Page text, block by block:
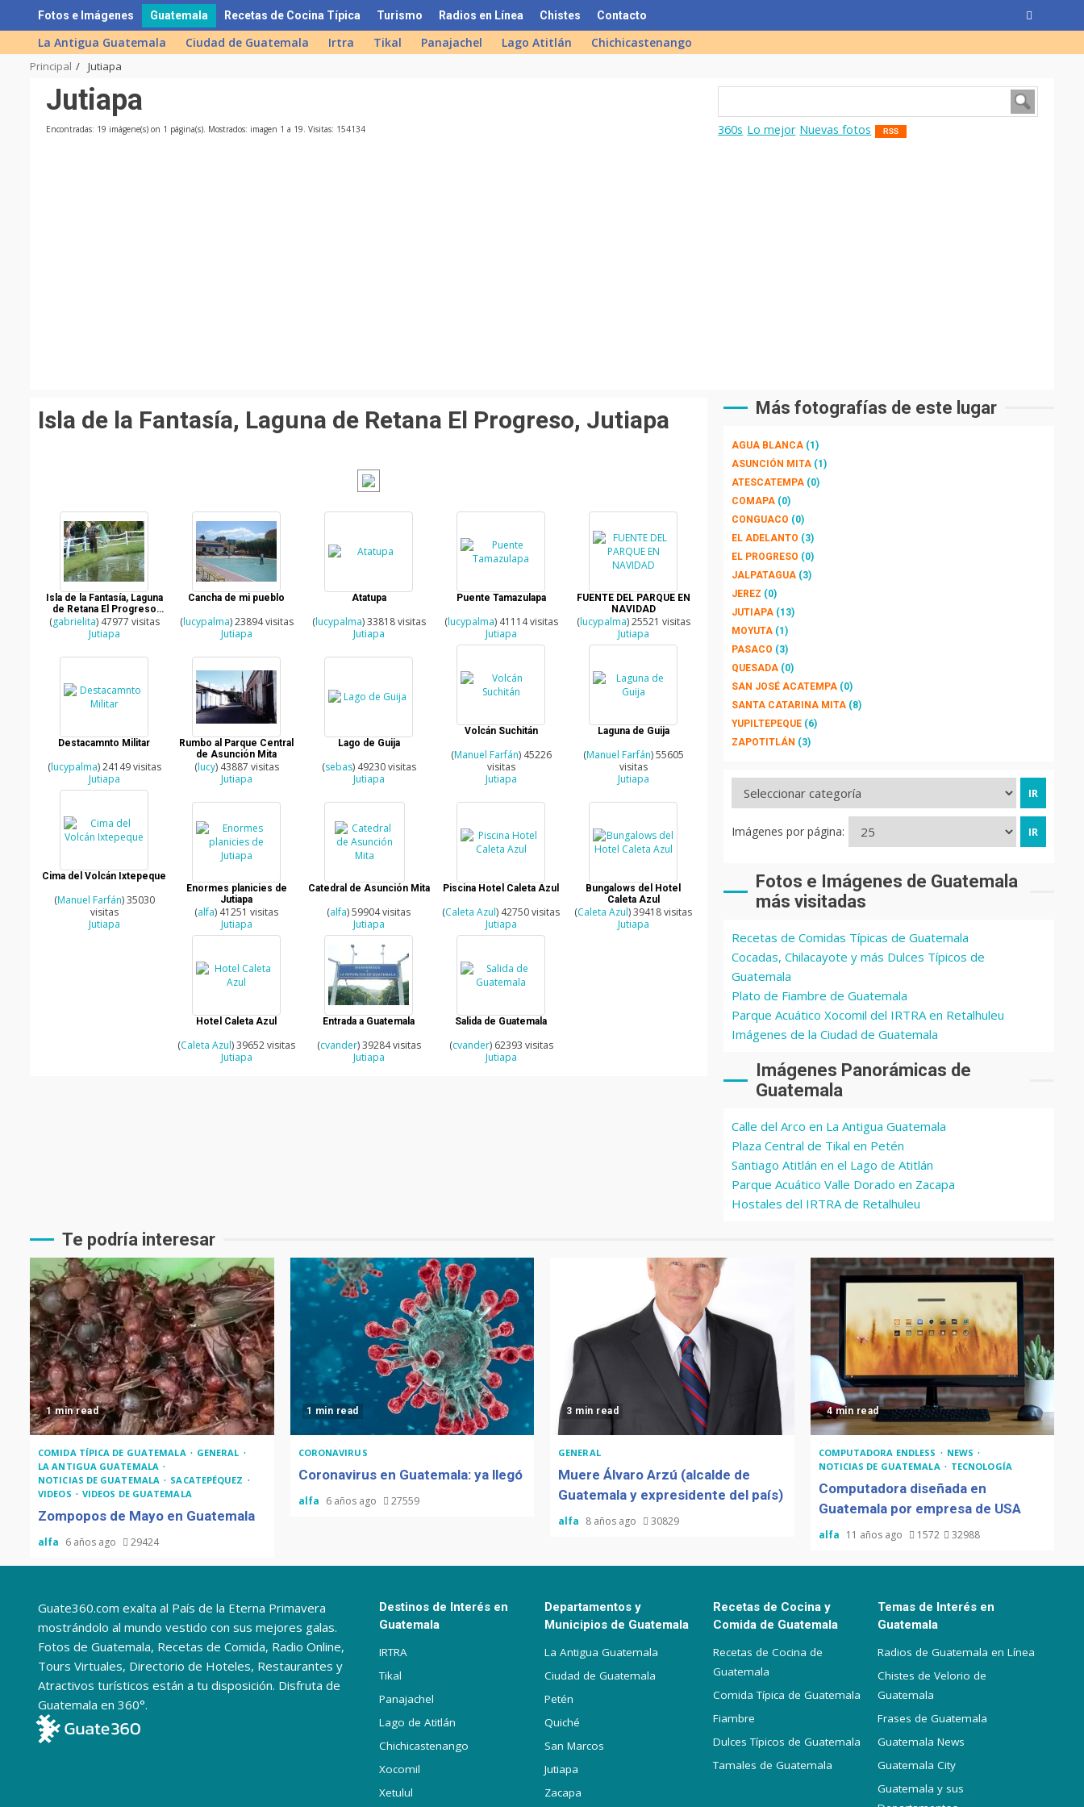
to
content
Fotos e Imágenes Guatemala Recetas de Cocina Típica Turismo Radios en Línea Chistes Contacto
La Antigua Guatemala Ciudad de Guatemala Irtra Tikal Panajachel Lago Atitlán Chichicastenango
Principal Jutiapa
Jutiapa
Encontradas: 19 imágene(s) on 1 página(s). Mostrados: imagen 1 a 19. Visitas: 154134 360s Lo mejor Nuevas fotos RSS
Isla de la Fantasía, Laguna de Retana El Progreso, Jutiapa
Isla de la Fantasía, Laguna
de Retana El Progreso
Jutiapa
(gabrielita) 47977 visitas
Jutiapa
Cancha de mi pueblo
(lucypalma) 23894 visitas
Jutiapa
Atatupa
(lucypalma) 33818 visitas
Jutiapa
Puente Tamazulapa
(lucypalma) 41114 visitas
Jutiapa
FUENTE DEL PARQUE EN
NAVIDAD
(lucypalma) 25521 visitas
Jutiapa
Destacamnto Militar
(lucypalma) 24149 visitas
Jutiapa
Rumbo al Parque Central
de Asunción Mita
(lucy) 43887 visitas
Jutiapa
Lago de Guija
(sebas) 49230 visitas
Jutiapa
Volcán Suchitán
(Manuel Farfán) 45226
visitas
Jutiapa
Laguna de Guija
(Manuel Farfán) 55605
visitas
Jutiapa
Cima del Volcán Ixtepeque
(Manuel Farfán) 35030
visitas
Jutiapa
Enormes planicies de
Jutiapa
(alfa) 41251 visitas
Jutiapa
Catedral de Asunción Mita
(alfa) 59904 visitas
Jutiapa
Piscina Hotel Caleta Azul
(Caleta Azul) 42750 visitas
Jutiapa
Bungalows del Hotel
Caleta Azul
(Caleta Azul) 39418 visitas
Jutiapa
Hotel Caleta Azul
(Caleta Azul) 39652 visitas
Jutiapa
Entrada a Guatemala
(cvander) 39284 visitas
Jutiapa
Salida de Guatemala
(cvander) 62393 visitas
Jutiapa
Más fotografías de este lugar
AGUA BLANCA (1)
ASUNCIÓN MITA (1)
ATESCATEMPA (0)
COMAPA (0)
CONGUACO (0)
EL ADELANTO (3)
EL PROGRESO (0)
JALPATAGUA (3)
JEREZ (0)
JUTIAPA (13)
MOYUTA (1)
PASACO (3)
QUESADA (0)
SAN JOSÉ ACATEMPA (0)
SANTA CATARINA MITA (8)
YUPILTEPEQUE (6)
ZAPOTITLÁN (3)
Imágenes por página:
Fotos e Imágenes de Guatemala
más visitadas
Recetas de Comidas Típicas de Guatemala
Cocadas, Chilacayote y más Dulces Típicos de
Guatemala
Plato de Fiambre de Guatemala
Parque Acuático Xocomil del IRTRA en Retalhuleu
Imágenes de la Ciudad de Guatemala
Imágenes Panorámicas de
Guatemala
Calle del Arco en La Antigua Guatemala
Plaza Central de Tikal en Petén
Santiago Atitlán en el Lago de Atitlán
Parque Acuático Valle Dorado en Zacapa
Hostales del IRTRA de Retalhuleu
Te podría interesar
1 min read
COMIDA TÍPICA DE GUATEMALA
GENERAL
LA ANTIGUA GUATEMALA
NOTICIAS DE GUATEMALA
SACATEPÉQUEZ
VIDEOS
VIDEOS DE GUATEMALA
Zompopos de Mayo en Guatemala
alfa 6 años ago 29424
1 min read
CORONAVIRUS
Coronavirus en Guatemala: ya llegó
alfa 6 años ago 27559
3 min read
GENERAL
Muere Álvaro Arzú (alcalde de
Guatemala y expresidente del país)
alfa 8 años ago 30829
4 min read
COMPUTADORA ENDLESS
NEWS
NOTICIAS DE GUATEMALA
TECNOLOGÍA
Computadora diseñada en
Guatemala por empresa de USA
alfa 11 años ago 1572 32988
Guate360.com exalta al País de la Eterna Primavera
mostrándolo al mundo vestido con sus mejores galas.
Fotos de Guatemala, Recetas de Comida, Radio Online,
Tours Virtuales, Directorio de Hoteles, Restaurantes y
Atractivos turísticos están a tu disposición. Disfruta de
Guatemala en 360°.
Destinos de Interés en
Guatemala
IRTRA
Tikal
Panajachel
Lago de Atitlán
Chichicastenango
Xocomil
Xetulul
Departamentos y
Municipios de Guatemala
La Antigua Guatemala
Ciudad de Guatemala
Petén
Quiché
San Marcos
Jutiapa
Zacapa
Recetas de Cocina y
Comida de Guatemala
Recetas de Cocina de
Guatemala
Comida Típica de Guatemala
Fiambre
Dulces Típicos de Guatemala
Tamales de Guatemala
Temas de Interés en
Guatemala
Radios de Guatemala en Línea
Chistes de Velorio de
Guatemala
Frases de Guatemala
Guatemala News
Guatemala City
Guatemala y sus